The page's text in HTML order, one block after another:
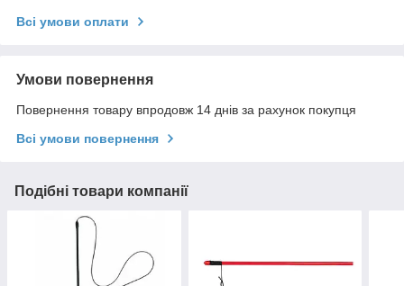
Всі умови оплати
Умови повернення
Повернення товару впродовж 14 днів за рахунок покупця
Всі умови повернення
Подібні товари компанії